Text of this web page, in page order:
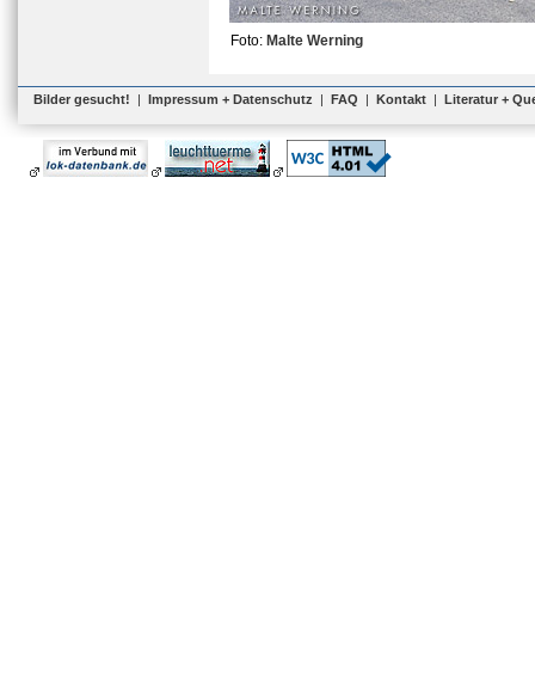
Foto: Malte Werning
Bilder gesucht! | Impressum + Datenschutz | FAQ | Kontakt | Literatur +